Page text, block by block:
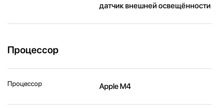
датчик внешней освещённости
Процессор
Процессор Apple M4